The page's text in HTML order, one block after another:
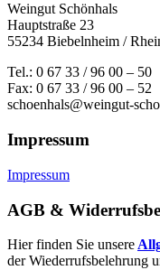
Weingut Schönhals
Hauptstraße 23
55234 Biebelnheim /
Tel.: 0 67 33 / 96 00 – 50
Fax: 0 67 33 / 96 00 – 52
schoenhals@weingut-
Impressum
Impressum
AGB &
Hier finden Sie unsere
der Wiederrufsbelehrung